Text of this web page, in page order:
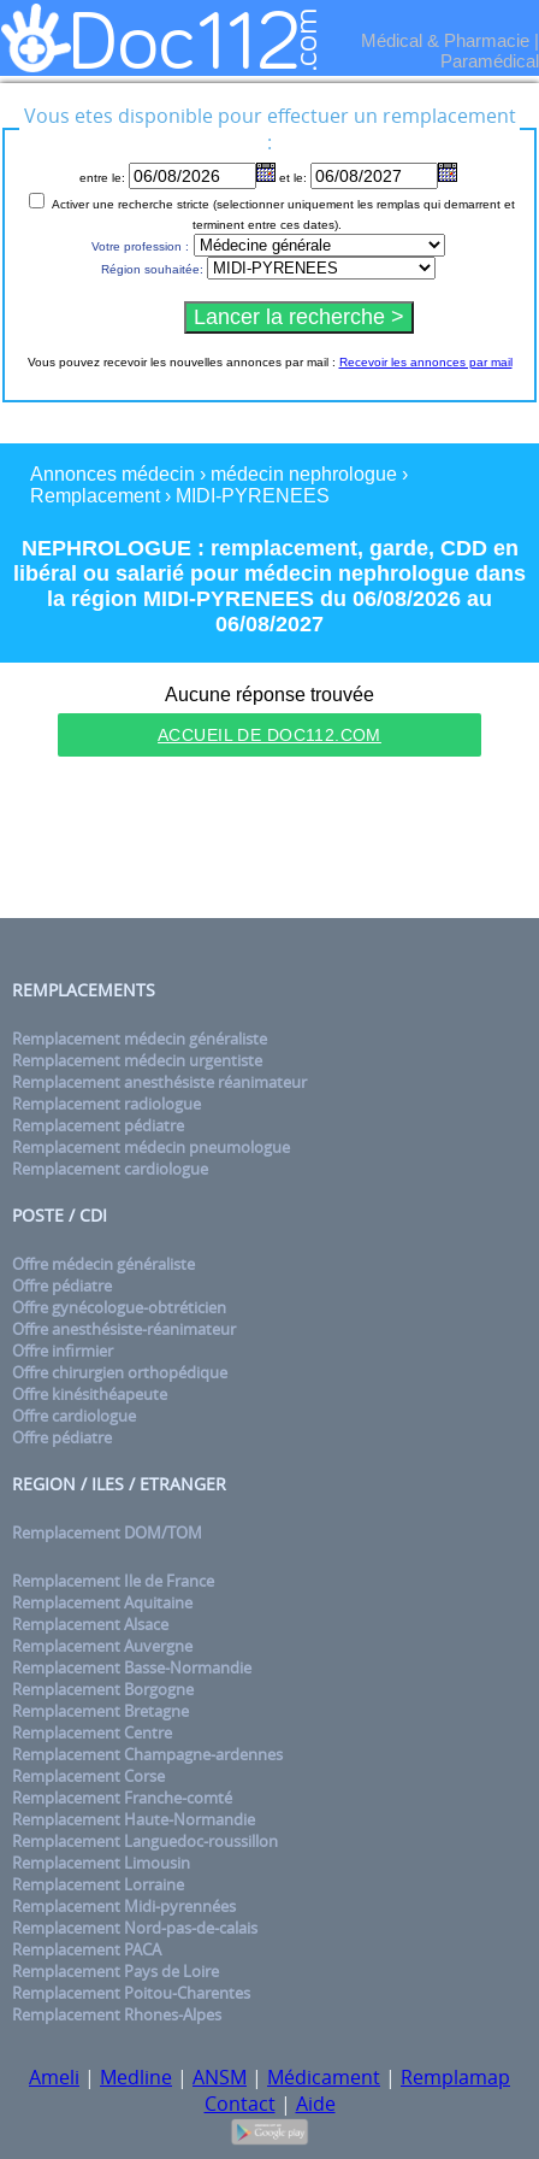
Médical & Pharmacie |
Paramédical
Vous etes disponible pour effectuer un remplacement
:
entre le:
et le:
terminent entre ces dates).
Votre profession :
Région souhaitée:
Vous pouvez recevoir les nouvelles annonces par mail : Recevoir les annonces par mail
Annonces médecin › médecin nephrologue ›
Remplacement › MIDI-PYRENEES
NEPHROLOGUE : remplacement, garde, CDDen
libéral ou salarié pour médecin nephrologue dans
la région MIDI-PYRENEES du 06/08/2026 au
06/08/2027
Aucune réponse trouvée
ACCUEIL DE DOC112.COM
REMPLACEMENTS
Remplacement médecin généraliste
Remplacement médecin urgentiste
Remplacement anesthésiste réanimateur
Remplacement radiologue
Remplacement pédiatre
Remplacement médecin pneumologue
Remplacement cardiologue
POSTE / CDI
Offre médecin généraliste
Offre pédiatre
Offre gynécologue-obtréticien
Offre anesthésiste-réanimateur
Offre infirmier
Offre chirurgien orthopédique
Offre kinésithéapeute
Offre cardiologue
Offre pédiatre
REGION / ILES / ETRANGER
Remplacement DOM/TOM
Remplacement Ile de France
Remplacement Aquitaine
Remplacement Alsace
Remplacement Auvergne
Remplacement Basse-Normandie
Remplacement Borgogne
Remplacement Bretagne
Remplacement Centre
Remplacement Champagne-ardennes
Remplacement Corse
Remplacement Franche-comté
Remplacement Haute-Normandie
Remplacement Languedoc-roussillon
Remplacement Limousin
Remplacement Lorraine
Remplacement Midi-pyrennées
Remplacement Nord-pas-de-calais
Remplacement PACA
Remplacement Pays de Loire
Remplacement Poitou-Charentes
Remplacement Rhones-Alpes
Ameli | Medline | ANSM | Médicament | Remplamap
Contact| Aide